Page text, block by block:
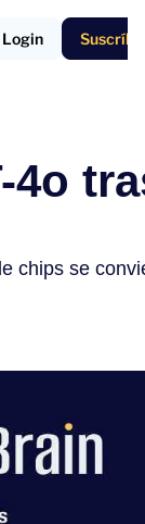
Login
4o
chips se